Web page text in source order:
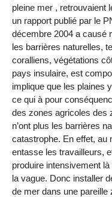
pleine mer , retrouvaient
un rapport publié par le
décembre 2004 a causé
les barrières naturelles,
coralliens, végétations
pays insulaire, est
implique que les plaines
ce qui à pour
des zones agricoles des
n’ont plus les barrières
catastrophe. En effet, au
entasse les travailleurs,
produire intensivement
la vague. Donc installer
de mer dans une pareille